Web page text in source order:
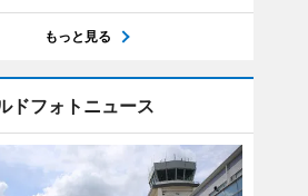
もっと見る
ドフォトニュース